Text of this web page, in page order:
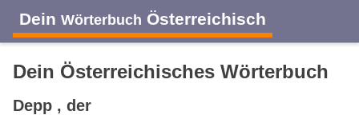
Dein Wörterbuch Österreichisch
Dein Österreichisches Wörterbuch
Depp , der